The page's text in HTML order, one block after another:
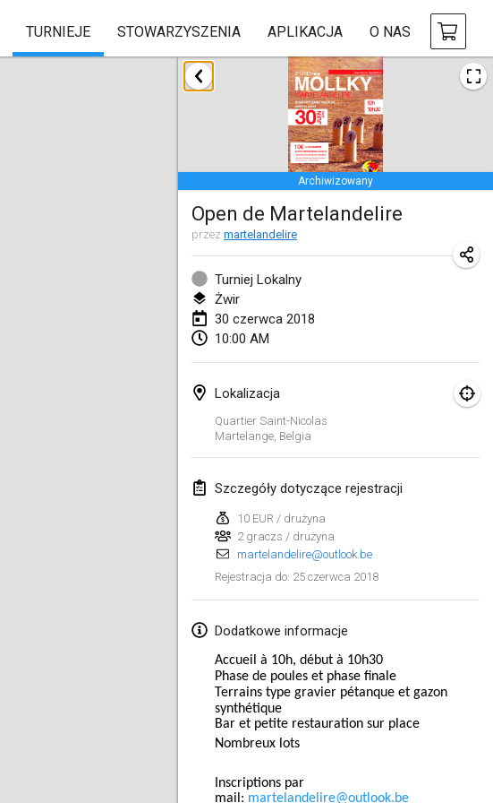
TURNIEJE STOWARZYSZENIA APLIKACJA O NAS
Archiwizowany
Open de Martelandelire
przez martelandelire
Turniej Lokalny
Żwir
30 czerwca 2018
10:00 AM
Lokalizacja
Quartier Saint-Nicolas
Martelange, Belgia
Szczegóły dotyczące rejestracji
10 EUR / drużyna
2 graczs / drużyna
martelandelire@outlook.be
Rejestracja do: 25 czerwca 2018
Dodatkowe informacje
Accueil à 10h, début à 10h30
Phase de poules et phase finale
Terrains type gravier pétanque et gazon
synthétique
Bar et petite restauration sur place
Nombreux lots
Inscriptions par
mail: martelandelire@outlook.be
styczeń 2018
Open des rois de Mölkky
21 sty 2018|Francja
Individuel du Garo
21 sty 2018 |Francja
Tournoi d'Hiver
27 sty 2018|
27 sty 2018
luty 2018
Lumi Mölkky
Tournoi de la St Valentin
10 lut 2018|Francja
Faschings-Mölkky
11 lut 2018|Niemcy
Rakovnické mölkkování
Czechy
SM HalliMölkky - Finnish Championship
24 lut 2018
Tournoi de l'ASSER